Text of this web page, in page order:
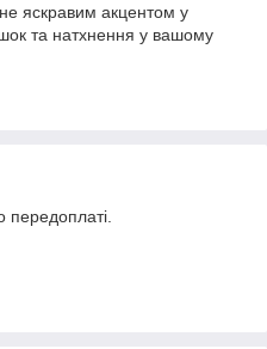
яскравим акцентом у
та натхнення у вашому
передоплаті.